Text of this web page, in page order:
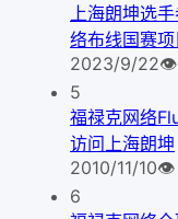
上海朗坤选
络布线国赛
2023/9/22👁
5
福禄克网络
访问上海朗坤
2010/11/10👁
6